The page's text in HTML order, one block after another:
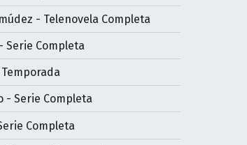
- Telenovela Completa
Serie Completa
- Serie Completa
Completa